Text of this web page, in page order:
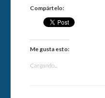
Compártelo:
Me gusta esto:
Cargando...